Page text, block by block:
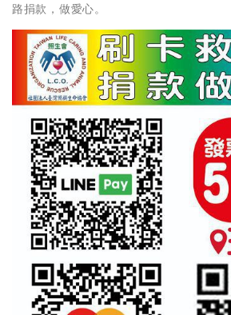
路捐款，做愛心。